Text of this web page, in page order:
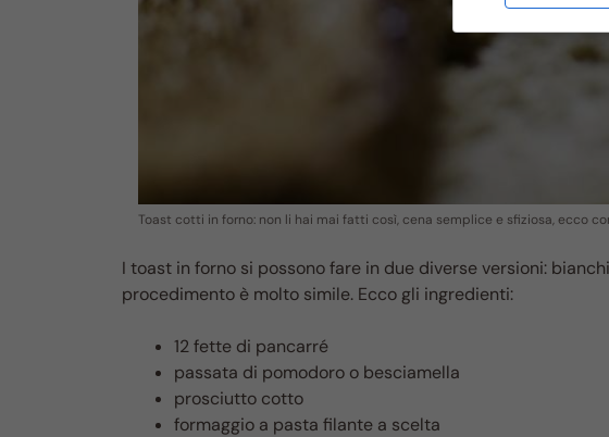
Toast cotti in forno: non li hai mai fatti così, cena semplice e sfiziosa, ecco
I toast in forno si possono fare in due diverse versioni:
procedimento è molto simile. Ecco gli ingredienti:
12 fette di pancarré
passata di pomodoro o besciamella
prosciutto cotto
formaggio a pasta filante a scelta